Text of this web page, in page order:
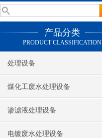
产品分类
PRODUCT CLASSIFICATION
处理设备
煤化工废水处理设备
渗滤液处理设备
电镀废水处理设备